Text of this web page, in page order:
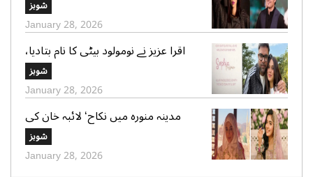
شوبز
January 28, 2026
اقرا عزیز نے نومولود بیٹی کا نام بتادیا،
مداحوں کی مبارکباد
شوبز
January 28, 2026
مدینہ منورہ میں نکاح‘ لائبہ خان کی
دعائے خیر کی تصاویر بھی وائرل
شوبز
January 28, 2026